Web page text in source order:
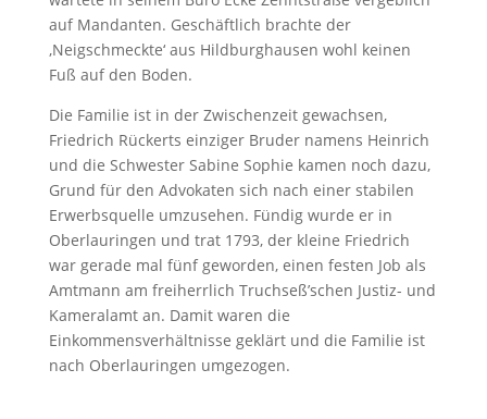
auf Mandanten. Geschäftlich brachte der
‚Neigschmeckte‘ aus Hildburghausen wohl keinen
Fuß auf den Boden.
Die Familie ist in der Zwischenzeit gewachsen,
Friedrich Rückerts einziger Bruder namens Heinrich
und die Schwester Sabine Sophie kamen noch dazu,
Grund für den Advokaten sich nach einer stabilen
Erwerbsquelle umzusehen. Fündig wurde er in
Oberlauringen und trat 1793, der kleine Friedrich
war gerade mal fünf geworden, einen festen Job als
Amtmann am freiherrlich Truchseß’schen Justiz- und
Kameralamt an. Damit waren die
Einkommensverhältnisse geklärt und die Familie ist
nach Oberlauringen umgezogen.